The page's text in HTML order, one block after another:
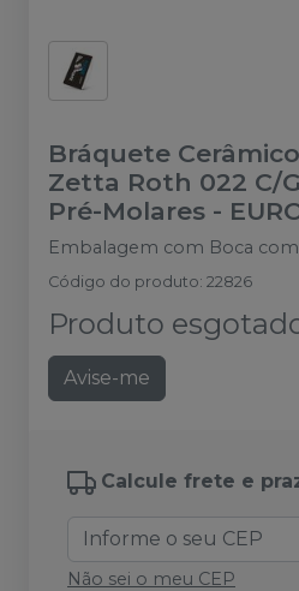
Bráquete
Zetta Roth 022 C/
Pré-Molares -
Embalagem com Boca
Código do produto: 22826
Produto
Avise-me
Calcule frete e
Não sei o meu CEP